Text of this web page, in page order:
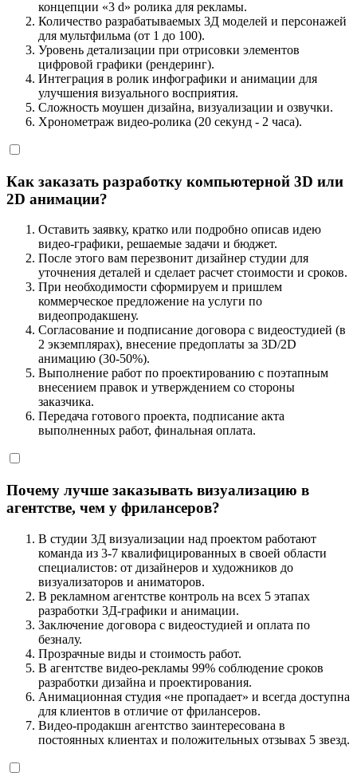
Укажите контакты для отправки расчета
стоимости (Whatsapp/Telegram/E-mail)
×
концепции «3 d» ролика для рекламы.
Количество разрабатываемых 3Д моделей и персонажей
для мультфильма (от 1 до 100).
Уровень детализации при отрисовки элементов
цифровой графики (рендеринг).
Интеграция в ролик инфографики и анимации для
улучшения визуального восприятия.
Сложность моушен дизайна, визуализации и озвучки.
Хронометраж видео-ролика (20 секунд - 2 часа).
Как заказать разработку компьютерной 3D или
2D анимации?
Оставить заявку, кратко или подробно описав идею
видео-графики, решаемые задачи и бюджет.
После этого вам перезвонит дизайнер студии для
уточнения деталей и сделает расчет стоимости и сроков.
При необходимости сформируем и пришлем
коммерческое предложение на услуги по
видеопродакшену.
Согласование и подписание договора с видеостудией (в
2 экземплярах), внесение предоплаты за 3D/2D
анимацию (30-50%).
Выполнение работ по проектированию с поэтапным
внесением правок и утверждением со стороны
заказчика.
Передача готового проекта, подписание акта
выполненных работ, финальная оплата.
Почему лучше заказывать визуализацию в
агентстве, чем у фрилансеров?
В студии 3Д визуализации над проектом работают
команда из 3-7 квалифицированных в своей области
специалистов: от дизайнеров и художников до
визуализаторов и аниматоров.
В рекламном агентстве контроль на всех 5 этапах
разработки 3Д-графики и анимации.
Заключение договора с видеостудией и оплата по
безналу.
Прозрачные виды и стоимость работ.
В агентстве видео-рекламы 99% соблюдение сроков
разработки дизайна и проектирования.
Анимационная студия «не пропадает» и всегда доступна
для клиентов в отличие от фрилансеров.
Видео-продакшн агентство заинтересована в
постоянных клиентах и положительных отзывах 5 звезд.